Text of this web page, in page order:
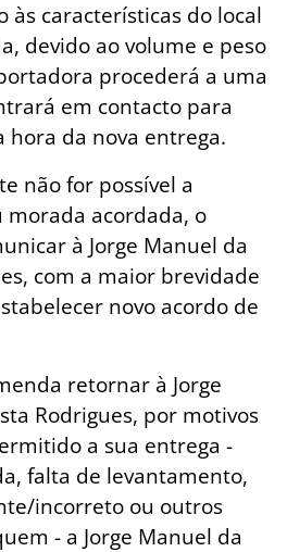
às características do local
devido ao volume e peso
procederá a uma
em contacto para
hora da nova entrega.
não for possível a
acordada, o
à Jorge Manuel da
com a maior brevidade
novo acordo de
retornar à Jorge
Rodrigues, por motivos
a sua entrega -
falta de levantamento,
incorreto ou outros
- a Jorge Manuel da